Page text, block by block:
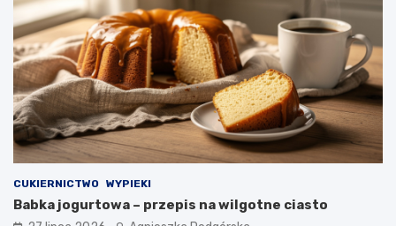
CUKIERNICTWO WYPIEKI
Babka jogurtowa – przepis na wilgotne ciasto